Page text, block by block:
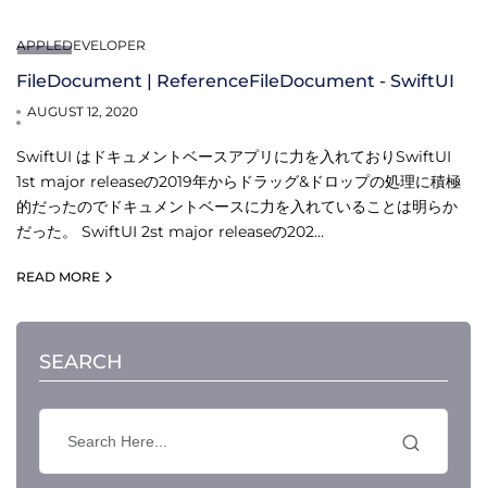
APPLEDEVELOPER
FileDocument | ReferenceFileDocument - SwiftUI
AUGUST 12, 2020
SwiftUI はドキュメントベースアプリに力を入れておりSwiftUI
1st major releaseの2019年からドラッグ&ドロップの処理に積極
的だったのでドキュメントベースに力を入れていることは明らか
だった。 SwiftUI 2st major releaseの202…
READ MORE
SEARCH